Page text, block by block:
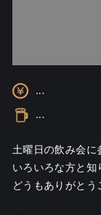
...
...
土曜日の飲み会に
いろいろな方と
どうもありがと